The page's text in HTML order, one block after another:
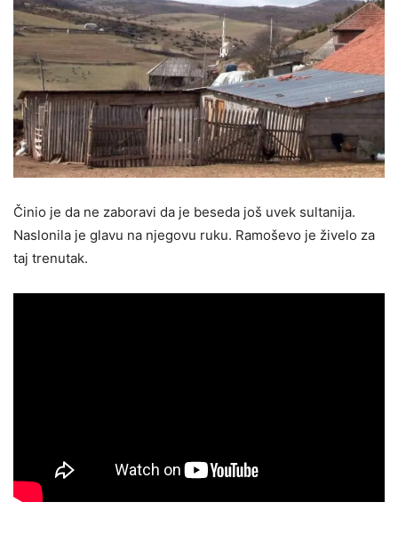
Činio je da ne zaboravi da je beseda još uvek sultanija.
Naslonila je glavu na njegovu ruku. Ramoševo je živelo za
taj trenutak.